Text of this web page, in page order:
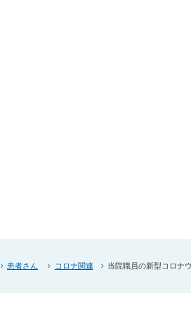
患者さん コロナ関連 当院職員の新型コロナ